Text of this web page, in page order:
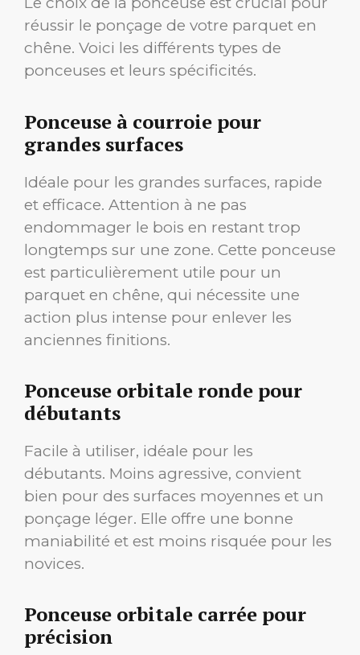
réussir le ponçage de votre parquet en
chêne. Voici les différents types de
ponceuses et leurs spécificités.
Ponceuse à courroie pour
grandes surfaces
Idéale pour les grandes surfaces, rapide
et efficace. Attention à ne pas
endommager le bois en restant trop
longtemps sur une zone. Cette ponceuse
est particulièrement utile pour un
parquet en chêne, qui nécessite une
action plus intense pour enlever les
anciennes finitions.
Ponceuse orbitale ronde pour
débutants
Facile à utiliser, idéale pour les
débutants. Moins agressive, convient
bien pour des surfaces moyennes et un
ponçage léger. Elle offre une bonne
maniabilité et est moins risquée pour les
novices.
Ponceuse orbitale carrée pour
précision